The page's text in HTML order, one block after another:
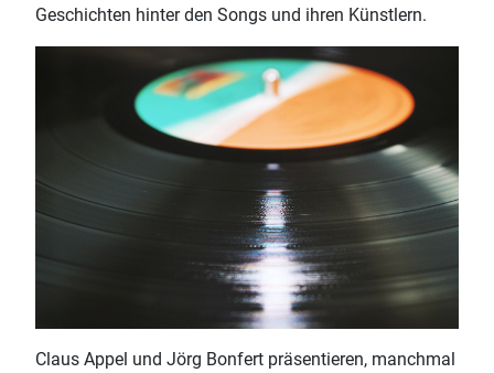
Geschichten hinter den Songs und ihren Künstlern.
Claus Appel und Jörg Bonfert präsentieren, manchmal